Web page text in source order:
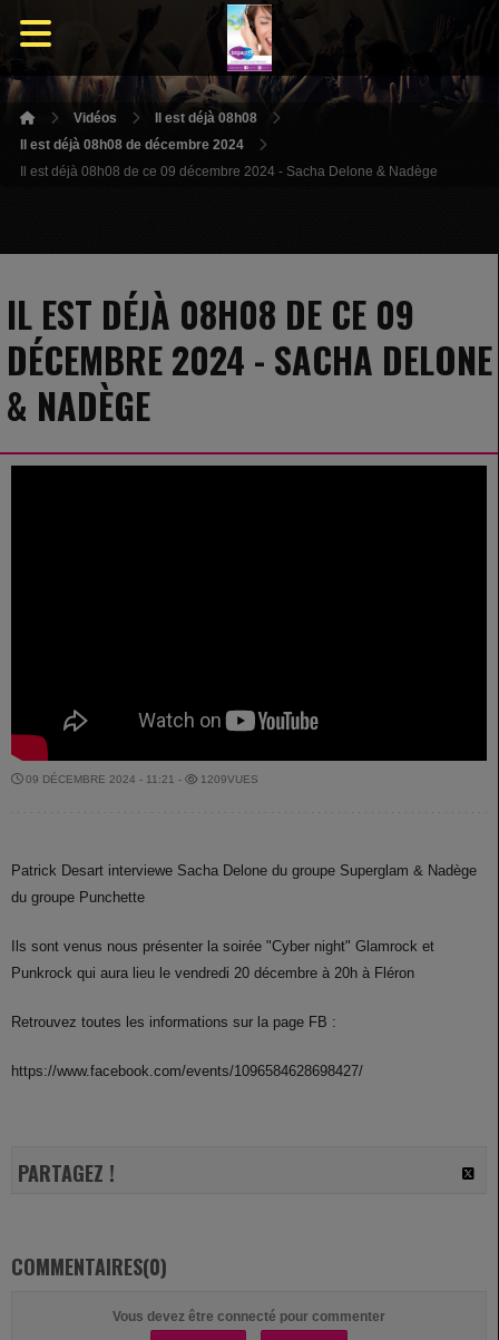
Vidéos
Il est déjà 08h08
Il est déjà 08h08 de décembre 2024
Il est déjà 08h08 de ce 09 décembre 2024 - Sacha Delone & Nadège
IL EST DÉJÀ 08H08 DE CE 09
DÉCEMBRE 2024 - SACHA DELONE
& NADÈGE
09 DÉCEMBRE 2024 - 11:21 - 1209VUES
Patrick Desart interviewe Sacha Delone du groupe Superglam & Nadège
du groupe Punchette
Ils sont venus nous présenter la soirée "Cyber night" Glamrock et
Punkrock qui aura lieu le vendredi 20 décembre à 20h à Fléron
Retrouvez toutes les informations sur la page FB :
https://www.facebook.com/events/1096584628698427/
PARTAGEZ !
COMMENTAIRES(0)
Vous devez être connecté pour commenter